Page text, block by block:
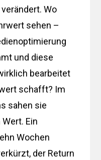
Wo
sehen –
und diese
bearbeitet
schafft? Im
sahen sie
Ein
Wochen
der Return